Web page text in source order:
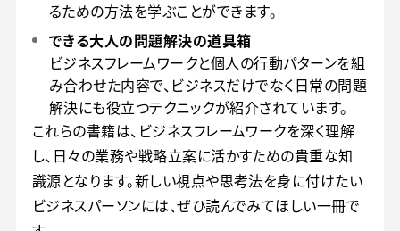
るための方法を学ぶことができます。
できる大人の問題解決の道具箱
ビジネスフレームワークと個人の行動パターンを組
み合わせた内容で、ビジネスだけでなく日常の問題
解決にも役立つテクニックが紹介されています。
これらの書籍は、ビジネスフレームワークを深く理解
し、日々の業務や戦略立案に活かすための貴重な知
識源となります。新しい視点や思考法を身に付けたい
ビジネスパーソンには、ぜひ読んでみてほしい一冊で